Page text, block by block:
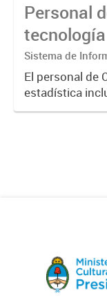
Personal
tecnología
Sistema de
Tecnología
El personal de
estadística
personas